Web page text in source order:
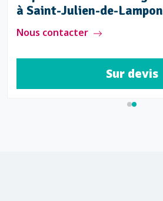
à Saint-Julien-de-Lampon
Nous contacter
Sur devis